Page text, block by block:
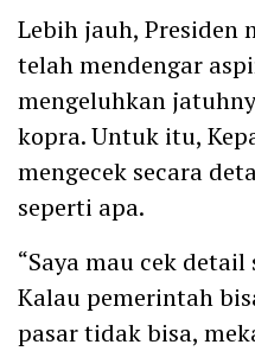
Lebih jauh, Presiden
telah mendengar
mengeluhkan
kopra. Untuk itu,
mengecek secara
seperti apa.
“Saya mau cek
Kalau pemerintah
pasar tidak bisa,